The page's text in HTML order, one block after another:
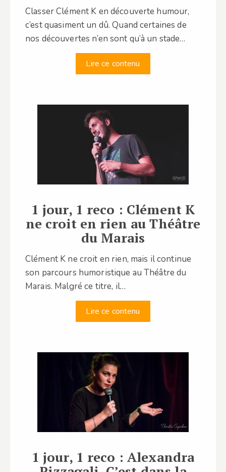
Classer Clément K en découverte humour,
c’est quasiment un dû. Quand certaines de
nos découvertes n’en sont qu’à un stade…
Lire ce contenu
1 jour, 1 reco : Clément K
ne croit en rien au Théâtre
du Marais
Clément K ne croit en rien, mais il continue
son parcours humoristique au Théâtre du
Marais. Malgré ce titre, il…
Lire ce contenu
1 jour, 1 reco : Alexandra